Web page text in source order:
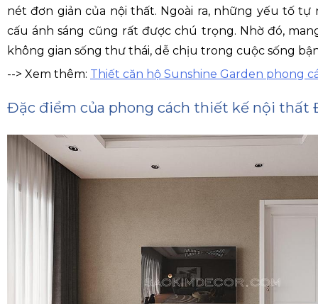
nét đơn giản của nội thất. Ngoài ra, những yếu tố tự
cấu ánh sáng cũng rất được chú trọng. Nhờ đó,
không gian sống thư thái, dễ chịu trong cuộc sống
--> Xem thêm: Thiết căn hộ Sunshine Garden phong
Đặc điểm của phong cách thiết kế nội thất